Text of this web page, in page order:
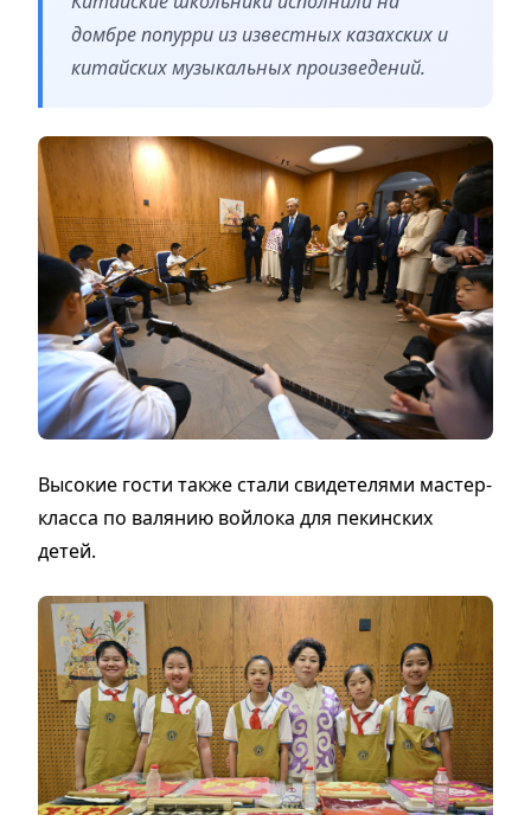
домбре попурри из известных казахских и
китайских музыкальных произведений.
Высокие гости также стали свидетелями мастер-
класса по валянию войлока для пекинских
детей.